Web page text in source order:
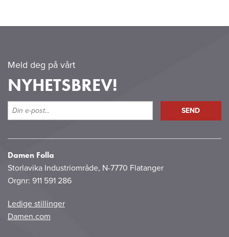
Meld deg på vårt
NYHETSBREV!
Damen Folla
Storlavika Industriområde, N-7770 Flatanger
Orgnr: 911 591 286
Ledige stillinger
Damen.com